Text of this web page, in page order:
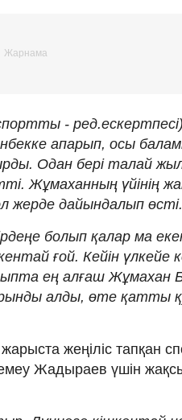
-
апарып, осы
Одан бері талай
Жұмаханның үйінің
жерде дайындалып өсті.
болып қалар ма
ғой. Кейін үлкейе
ең алғаш Жұмахан
алды, өте қатты
жеңіліс тапқан
Жадыраев үшін